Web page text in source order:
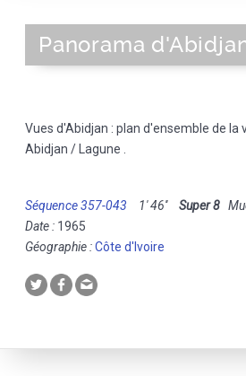
Panorama
Vues d'Abidjan : plan d'ensemble de la
Abidjan / Lagune .
Séquence 357-043 1' 46'' Super 8
Date : 1965
Géographie :Côte d'Ivoire